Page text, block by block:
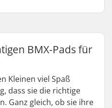
BMX-Pads für
Kleinen viel Spaß
dass sie die richtige
Ganz gleich, ob sie ihre